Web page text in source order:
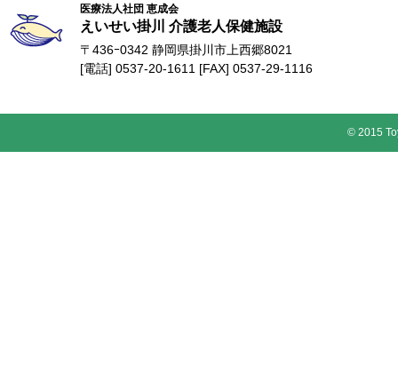
医療法人社団 恵成会
えいせい掛川 介護老人保健施設
〒436ｰ0342 静岡県掛川市上西郷8021
[電話] 0537-20-1611 [FAX] 0537-29-1116
© 2015